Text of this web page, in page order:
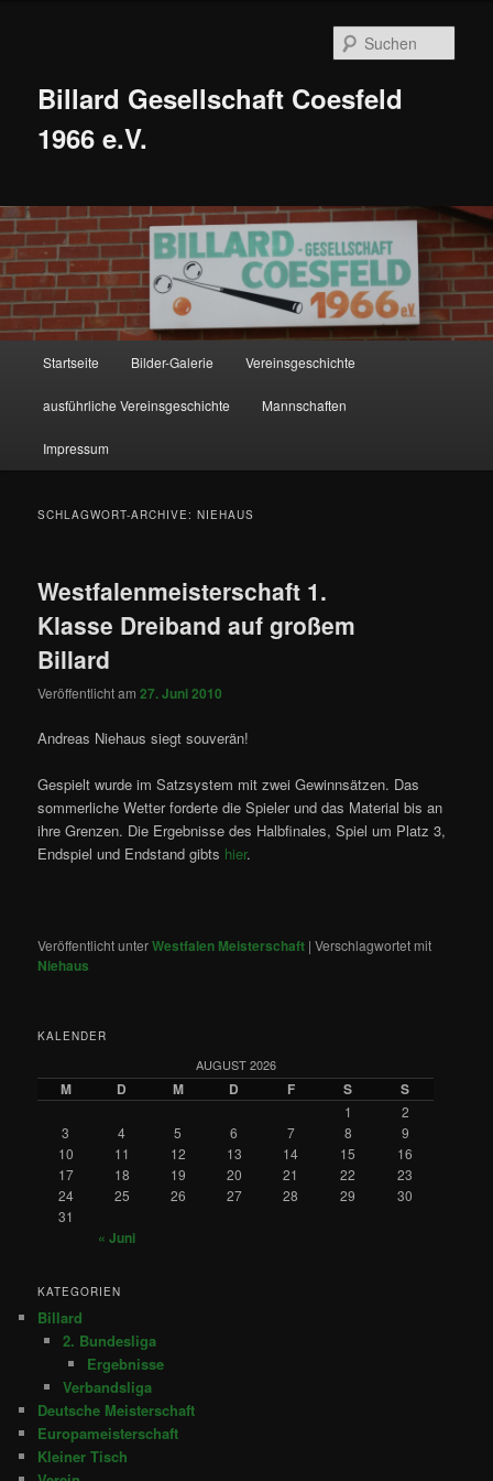
Billard Gesellschaft Coesfeld
1966 e.V.
Startseite Bilder-Galerie Vereinsgeschichte
ausführliche Vereinsgeschichte Mannschaften
Impressum
SCHLAGWORT-ARCHIVE:NIEHAUS
Westfalenmeisterschaft 1.
Klasse Dreiband auf großem
Billard
Veröffentlicht am27. Juni 2010
Andreas Niehaus siegt souverän!
Gespielt wurde im Satzsystem mit zwei Gewinnsätzen. Das
sommerliche Wetter forderte die Spieler und das Material bis an
ihre Grenzen. Die Ergebnisse des Halbfinales, Spiel um Platz 3,
Endspiel und Endstand gibts hier.
Veröffentlicht unterWestfalen Meisterschaft |Verschlagwortet mit
Niehaus
KALENDER
AUGUST 2026
M D M D F S S
1
2
3
4 5 6 7 8
9
10
11 12 13 14 15
16
17
18 19 20 21 22
23
24
25 26 27 28 29
30
31
« Juni
KATEGORIEN
Billard
2. Bundesliga
Ergebnisse
Verbandsliga
Deutsche Meisterschaft
Europameisterschaft
Kleiner Tisch